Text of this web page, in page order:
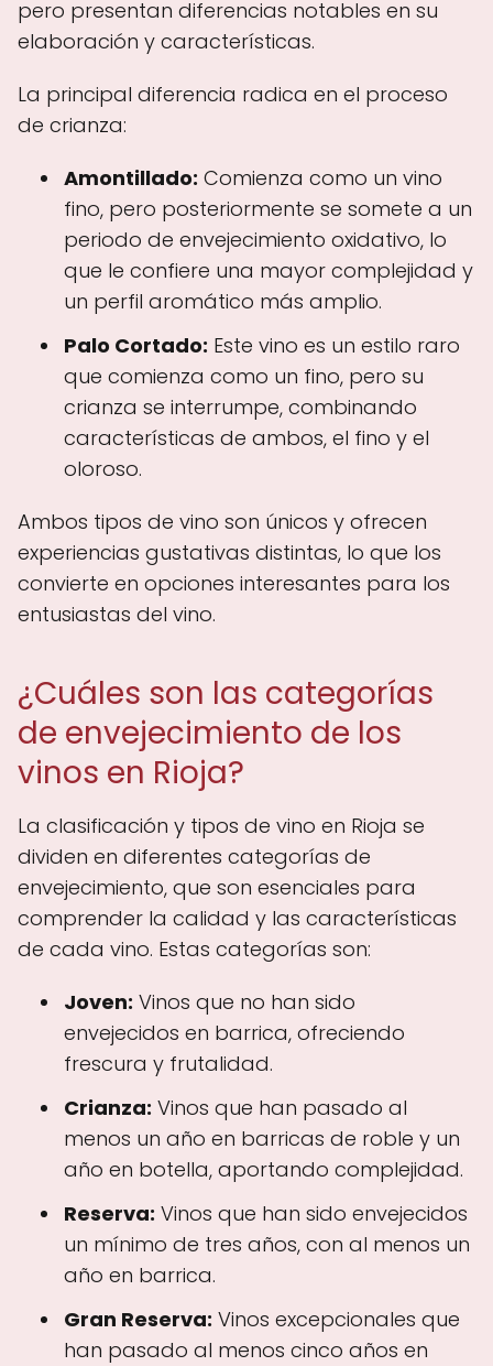
pero presentan diferencias notables en su
elaboración y características.
La principal diferencia radica en el proceso
de crianza:
Amontillado: Comienza como un vino
fino, pero posteriormente se somete a un
periodo de envejecimiento oxidativo, lo
que le confiere una mayor complejidad y
un perfil aromático más amplio.
Palo Cortado: Este vino es un estilo raro
que comienza como un fino, pero su
crianza se interrumpe, combinando
características de ambos, el fino y el
oloroso.
Ambos tipos de vino son únicos y ofrecen
experiencias gustativas distintas, lo que los
convierte en opciones interesantes para los
entusiastas del vino.
¿Cuáles son las categorías
de envejecimiento de los
vinos en Rioja?
La clasificación y tipos de vino en Rioja se
dividen en diferentes categorías de
envejecimiento, que son esenciales para
comprender la calidad y las características
de cada vino. Estas categorías son:
Joven: Vinos que no han sido
envejecidos en barrica, ofreciendo
frescura y frutalidad.
Crianza: Vinos que han pasado al
menos un año en barricas de roble y un
año en botella, aportando complejidad.
Reserva: Vinos que han sido envejecidos
un mínimo de tres años, con al menos un
año en barrica.
Gran Reserva: Vinos excepcionales que
han pasado al menos cinco años en